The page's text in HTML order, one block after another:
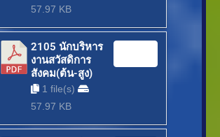
57.97 KB
2105 นักบริหาร
งานสวัสดิการ
สังคม(ต้น-สูง)
1 file(s)
57.97 KB